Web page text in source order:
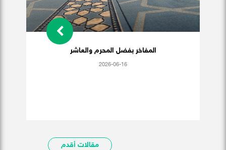
المفاخر بفضل المحرم والعاشر
2026-06-16
مقالات أقدم